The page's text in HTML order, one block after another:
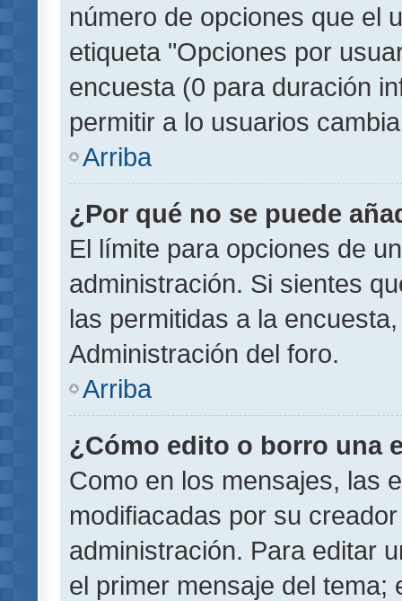
número de opciones que el
etiqueta "Opciones por
encuesta (0 para duración
permitir a lo usuarios
Arriba
¿Por qué no se puede
El límite para opciones de
administración. Si sientes
las permitidas a la
Administración del foro.
Arriba
¿Cómo edito o borro una
Como en los mensajes, las
modifiacadas por su
administración. Para editar
el primer mensaje del